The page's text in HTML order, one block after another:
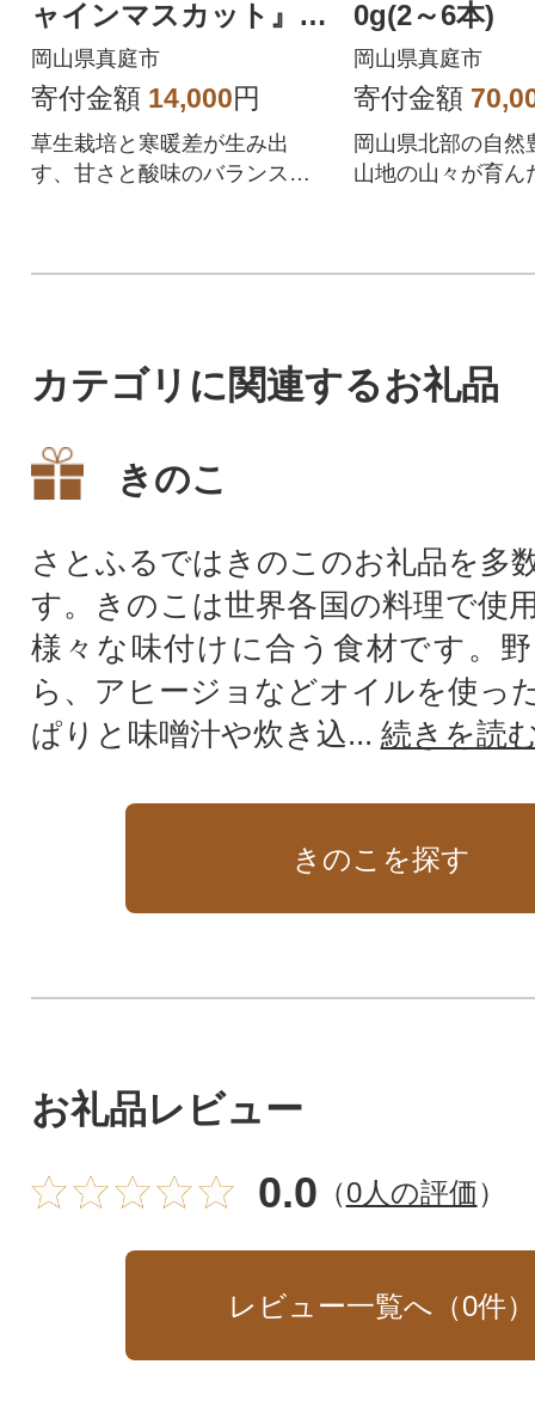
ャインマスカット』1k
g(2房)PS-1
岡山県真庭市
寄付金額 14,000円
草生栽培と寒暖差が生み出
す、甘さと酸味のバランス良
0g(2～6本)
岡山県真庭市
寄付金額
岡山県北部の自然
山地の山々が育ん
カテゴリに関連するお礼品
きのこ
さとふるではきのこのお礼品を多
す。きのこは世界各国の料理で使
様々な味付けに合う食材です。
ら、アヒージョなどオイルを使っ
ぱりと味噌汁や炊き込... 続きを読
きのこを探す
お礼品レビュー
0.0 （0人の評価）
レビュー一覧へ（0件）